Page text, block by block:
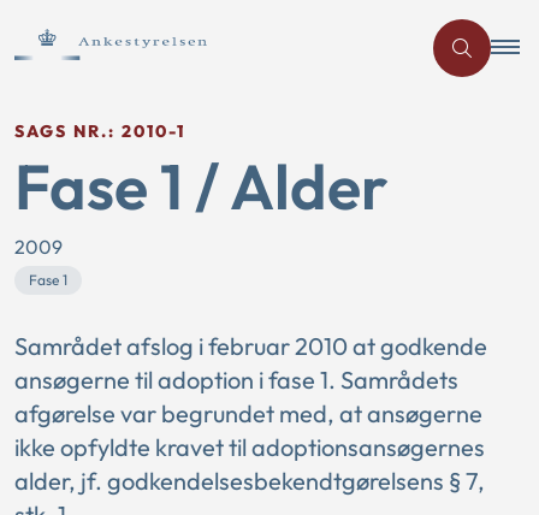
SAGS NR.: 2010-1
Fase 1 / Alder
2009
Fase 1
Samrådet afslog i februar 2010 at godkende
ansøgerne til adoption i fase 1. Samrådets
afgørelse var begrundet med, at ansøgerne
ikke opfyldte kravet til adoptionsansøgernes
alder, jf. godkendelsesbekendtgørelsens § 7,